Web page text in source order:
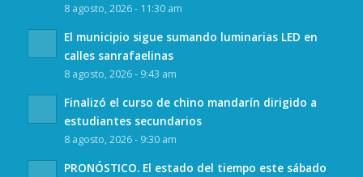
8 agosto, 2026 - 11:30 am
El municipio sigue sumando luminarias LED en
calles sanrafaelinas
8 agosto, 2026 - 9:43 am
Finalizó el curso de chino mandarín dirigido a
estudiantes secundarios
8 agosto, 2026 - 9:30 am
PRONÓSTICO. El estado del tiempo este sábado